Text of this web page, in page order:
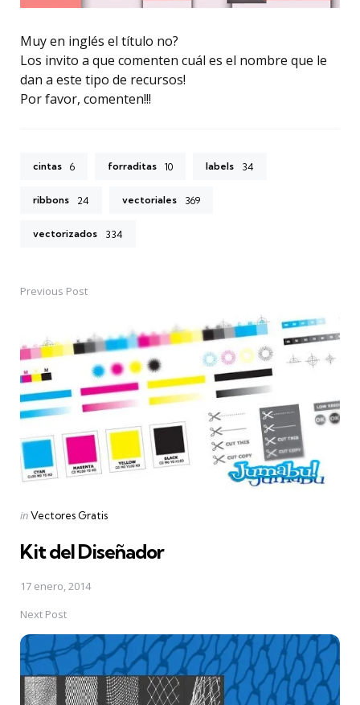
Muy en inglés el título no?
Los invito a que comenten cuál es el nombre que le
dan a este tipo de recursos!
Por favor, comenten!!!
cintas 6 forraditas 10 labels 34
ribbons 24 vectoriales 369
vectorizados 334
Post
navigation
Previous Post
Posted
inVectores Gratis
Kit del Diseñador
17 enero, 2014
Next Post